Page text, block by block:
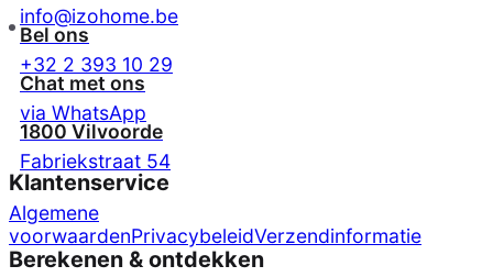
info@izohome.be
Bel ons
+32 2 393 10 29
Chat met ons
via WhatsApp
1800 Vilvoorde
Fabriekstraat 54
Klantenservice
Algemene
voorwaardenPrivacybeleidVerzendinformatie
Berekenen & ontdekken